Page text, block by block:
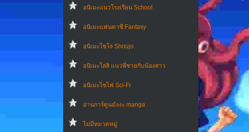
อนิเมะแนวโรงเรียน School
อนิเมะแฟนตาซี Fantasy
อนิเมะโชโจ Shoujo
อนิเมะโลลิ แนวพี่ชายกับน้องสาว
อนิเมะไซไฟ Sci-Fi
อ่านการ์ตูนมังงะ manga
ไม่มีหมวดหมู่